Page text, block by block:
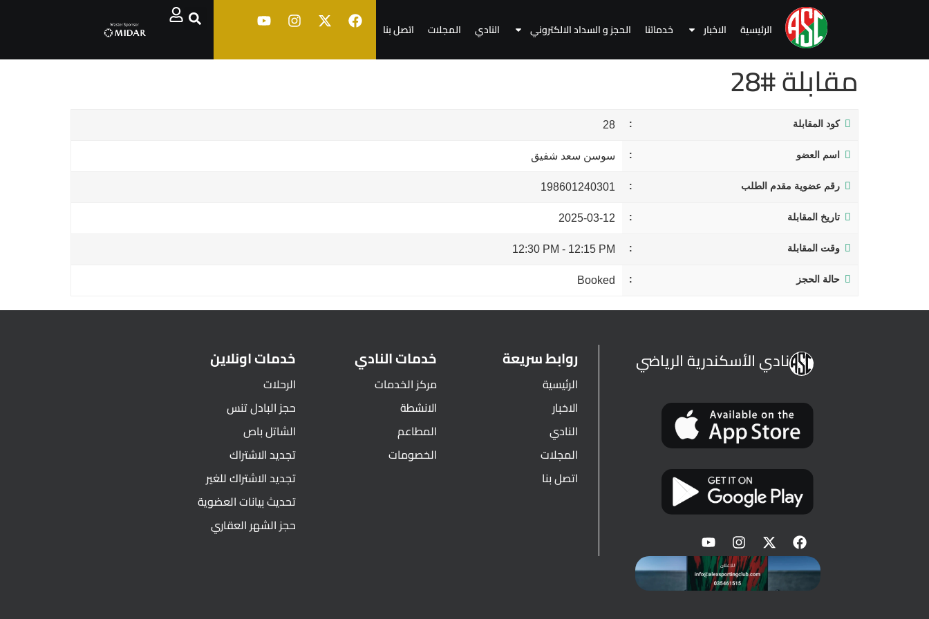
الرئيسية الاخبار خدماتنا الحجز و السداد الالكتروني النادي المجلات اتصل بنا
مقابلة #28
كود المقابلة 28
اسم العضو سوسن سعد شفيق
رقم عضوية مقدم الطلب 198601240301
تاريخ المقابلة 2025-03-12
وقت المقابلة 12:15 PM
-
12:30 PM
حالة الحجز Booked
نادي الأسكندرية الرياضي روابط سريعة
الرئيسية
الاخبار
النادي
المجلات
اتصل بنا
خدمات النادي
مركز الخدمات
الانشطة
المطاعم
الخصومات
خدمات اونلاين
الرحلات
حجز البادل تنس
الشاتل باص
تجديد الاشتراك
تجديد الاشتراك للغير
تحديث بيانات العضوية
حجز الشهر العقاري